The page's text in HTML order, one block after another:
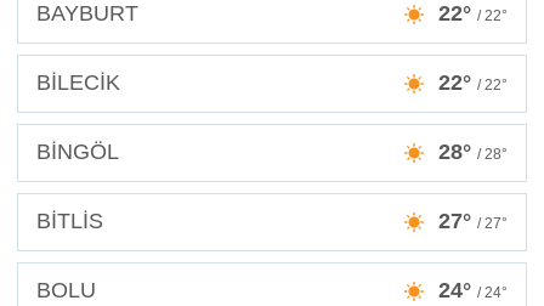
BAYBURT 22° / 22°
BİLECİK 22° / 22°
BİNGÖL 28° / 28°
BİTLİS 27° / 27°
BOLU 24° / 24°